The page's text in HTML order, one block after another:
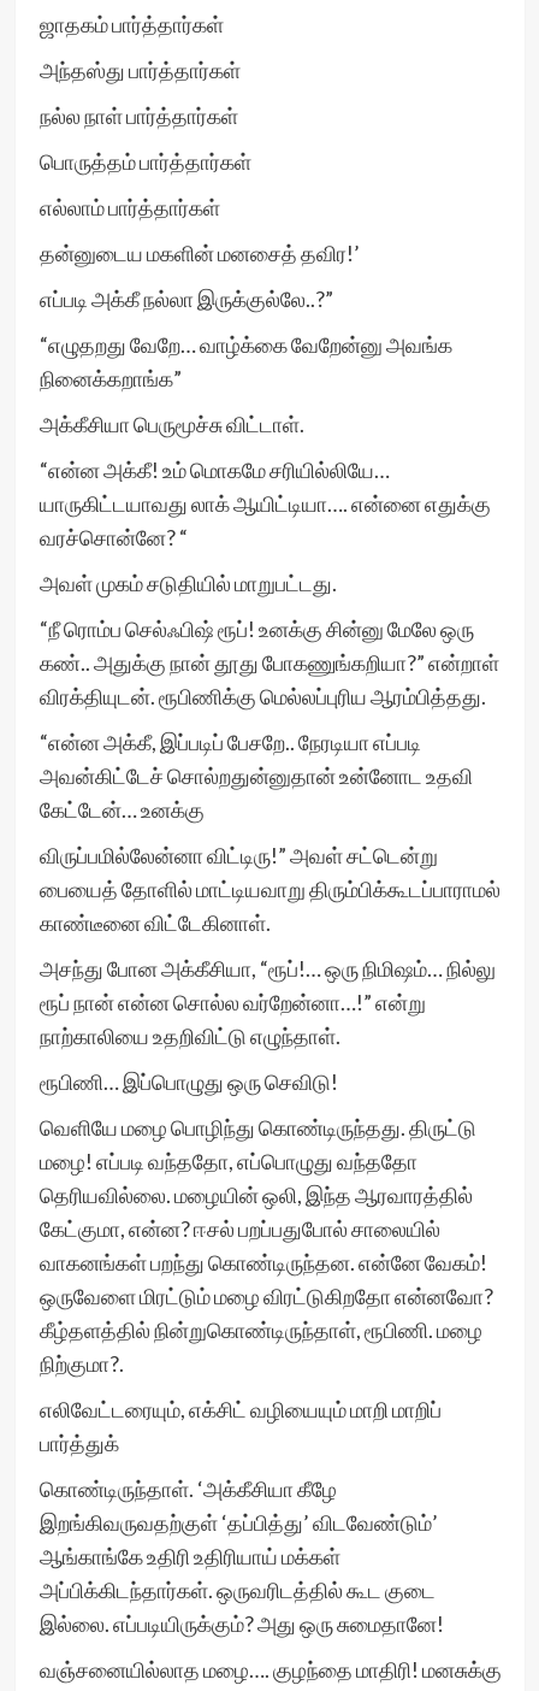
ஜாதகம் பார்த்தார்கள்
அந்தஸ்து பார்த்தார்கள்
நல்ல நாள் பார்த்தார்கள்
பொருத்தம் பார்த்தார்கள்
எல்லாம் பார்த்தார்கள்
தன்னுடைய மகளின் மனசைத் தவிர!’
எப்படி அக்கீ நல்லா இருக்குல்லே..?”
“எழுதறது வேறே… வாழ்க்கை வேறேன்னு அவங்க
நினைக்கறாங்க”
அக்கீசியா பெருமூச்சு விட்டாள்.
“என்ன அக்கீ! உம் மொகமே சரியில்லியே…
யாருகிட்டயாவது லாக் ஆயிட்டியா…. என்னை எதுக்கு
வரச்சொன்னே? “
அவள் முகம் சடுதியில் மாறுபட்டது.
“நீ ரொம்ப செல்ஃபிஷ் ரூப்! உனக்கு சின்னு மேலே ஒரு
கண்.. அதுக்கு நான் தூது போகணுங்கறியா?” என்றாள்
விரக்தியுடன். ரூபிணிக்கு மெல்லப்புரிய ஆரம்பித்தது.
“என்ன அக்கீ, இப்படிப் பேசறே.. நேரடியா எப்படி
அவன்கிட்டேச் சொல்றதுன்னுதான் உன்னோட உதவி
கேட்டேன்… உனக்கு
விருப்பமில்லேன்னா விட்டிரு!” அவள் சட்டென்று
பையைத் தோளில் மாட்டியவாறு திரும்பிக்கூடப்பாராமல்
காண்டீனை விட்டேகினாள்.
அசந்து போன அக்கீசியா, “ரூப்!… ஒரு நிமிஷம்… நில்லு
ரூப் நான் என்ன சொல்ல வர்றேன்னா…!” என்று
நாற்காலியை உதறிவிட்டு எழுந்தாள்.
ரூபிணி… இப்பொழுது ஒரு செவிடு!
வெளியே மழை பொழிந்து கொண்டிருந்தது. திருட்டு
மழை! எப்படி வந்ததோ, எப்பொழுது வந்ததோ
தெரியவில்லை. மழையின் ஒலி, இந்த ஆரவாரத்தில்
கேட்குமா, என்ன? ஈசல் பறப்பதுபோல் சாலையில்
வாகனங்கள் பறந்து கொண்டிருந்தன. என்னே வேகம்!
ஒருவேளை மிரட்டும் மழை விரட்டுகிறதோ என்னவோ?
கீழ்தளத்தில் நின்றுகொண்டிருந்தாள், ரூபிணி. மழை
நிற்குமா?.
எலிவேட்டரையும், எக்சிட் வழியையும் மாறி மாறிப்
பார்த்துக்
கொண்டிருந்தாள். ‘அக்கீசியா கீழே
இறங்கிவருவதற்குள் ‘தப்பித்து’ விடவேண்டும்’
ஆங்காங்கே உதிரி உதிரியாய் மக்கள்
அப்பிக்கிடந்தார்கள். ஒருவரிடத்தில் கூட குடை
இல்லை. எப்படியிருக்கும்? அது ஒரு சுமைதானே!
வஞ்சனையில்லாத மழை…. குழந்தை மாதிரி! மனசுக்கு